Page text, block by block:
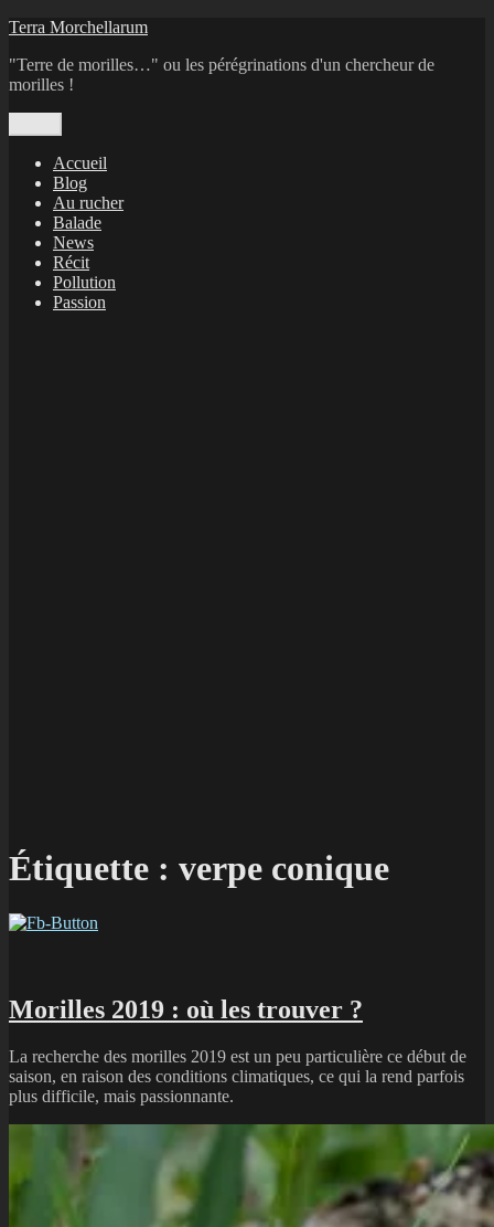
Aller
contenu
Terra Morchellarum
"Terre de morilles…" ou les pérégrinations d'un chercheur de
morilles !
Accueil
Blog
Au rucher
Balade
News
Récit
Pollution
Passion
Étiquette : verpe conique
Morilles 2019 : où les trouver ?
La recherche des morilles 2019 est un peu particulière ce début de
saison, en raison des conditions climatiques, ce qui la rend parfois
plus difficile, mais passionnante.